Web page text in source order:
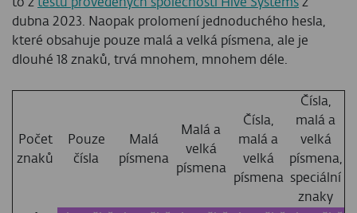
dubna 2023. Naopak prolomení jednoduchého hesla,
které obsahuje pouze malá a velká písmena, ale je
dlouhé 18 znaků, trvá mnohem, mnohem déle.
Počet
znaků
Pouze
čísla
Malá
písmena
Malá a
velká
písmena
Čísla,
malá a
velká
písmena
Čísla,
malá a
velká
písmena,
speciální
znaky